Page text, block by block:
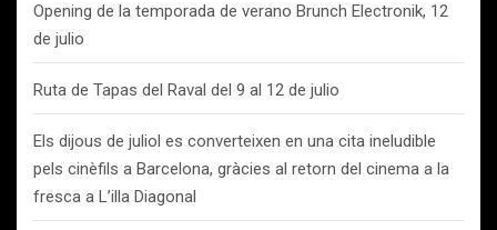
Opening de la temporada de verano Brunch Electronik, 12
de julio
Ruta de Tapas del Raval del 9 al 12 de julio
Els dijous de juliol es converteixen en una cita ineludible
pels cinèfils a Barcelona, gràcies al retorn del cinema a la
fresca a L’illa Diagonal